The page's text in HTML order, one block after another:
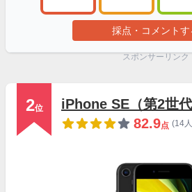
採点・コメントす
スポンサーリンク
2位
iPhone SE（第2世代
82.9点 (14